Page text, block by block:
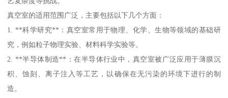
真空室的适用范围广泛，主要包括以下几个方面：
1. **科学研究**：真空室常用于物理、化学、生物等领域的基础研
究，例如粒子物理实验、材料科学实验等。
2. **半导体制造**：在半导体行业中，真空室被广泛应用于薄膜沉
积、蚀刻、离子注入等工艺，以确保在无污染的环境下进行的制
造。